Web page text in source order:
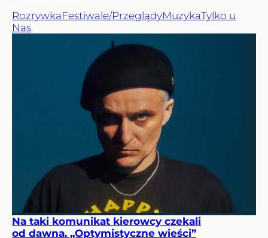
RozrywkaFestiwale/PrzeglądyMuzykaTylko u
Nas
Na taki komunikat kierowcy czekali
od dawna. „Optymistyczne wieści”